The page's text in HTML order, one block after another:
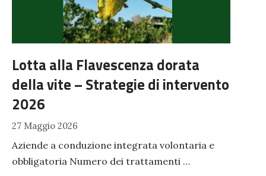
Lotta alla Flavescenza dorata
della vite – Strategie di intervento
2026
27 Maggio 2026
Aziende a conduzione integrata volontaria e
obbligatoria Numero dei trattamenti …